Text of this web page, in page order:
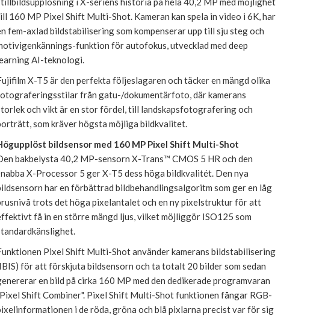
160 MP Pixel Shift Multi-Shot. Kameran kan spela in video i 6K, har
fem-axlad bildstabilisering som kompenserar upp till sju steg och
funktion för autofokus, utvecklad med deep
AI-teknologi.
X-T5 är den perfekta följeslagaren och täcker en mängd olika
från gatu-/dokumentärfoto, där kamerans
och vikt är en stor fördel, till landskapsfotografering och
som kräver högsta möjliga bildkvalitet.
bildsensor med 160 MP Pixel Shift Multi-Shot
bakbelysta 40,2 MP-sensorn X-Trans™ CMOS 5 HR och den
X-Processor 5 ger X-T5 dess höga bildkvalitét. Den nya
har en förbättrad bildbehandlingsalgoritm som ger en låg
trots det höga pixelantalet och en ny pixelstruktur för att
få in en större mängd ljus, vilket möjliggör ISO125 som
Pixel Shift Multi-Shot använder kamerans bildstabilisering
för att förskjuta bildsensorn och ta totalt 20 bilder som sedan
en bild på cirka 160 MP med den dedikerade programvaran
Shift Combiner". Pixel Shift Multi-Shot funktionen fångar RGB-
i de röda, gröna och blå pixlarna precist var för sig